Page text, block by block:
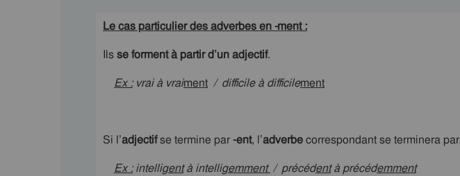
Le cas particulier des adverbes en -ment :
Ilsse forment à partir d’un adjectif.
Ex :vraià vraiment / difficileà difficilement
Si l’adjectifse termine par-ent, l’adverbecorrespondant se terminera par
Ex :intelligent à intelligemment / précédent à précédemment